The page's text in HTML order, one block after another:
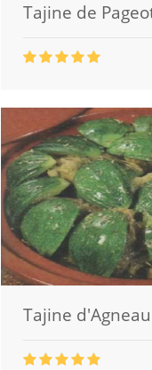
Tajine de
Tajine